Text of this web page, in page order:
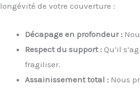
longévité de votre couverture :
Décapage en profondeur :
Respect du support : Qu’il
fragiliser.
Assainissement total : Nous